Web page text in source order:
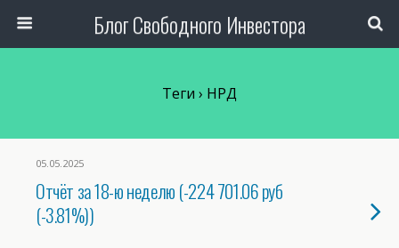
Блог Свободного Инвестора
Теги › НРД
05.05.2025
Отчёт за 18-ю неделю (-224 701.06 руб
(-3.81%))